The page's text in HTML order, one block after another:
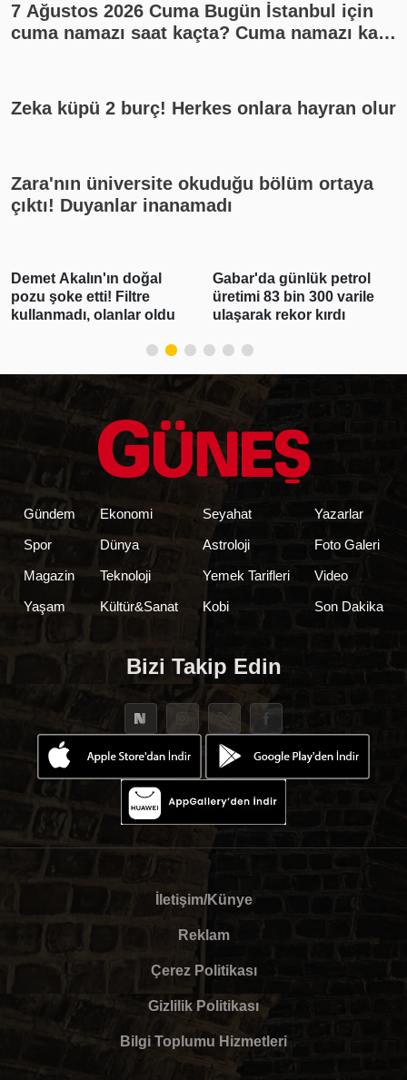
7 Ağustos 2026 Cuma Bugün İstanbul için
cuma namazı saat kaçta? Cuma namazı kaç
Zeka küpü 2 burç! Herkes onlara hayran olur
Zara'nın üniversite okuduğu bölüm ortaya
çıktı! Duyanlar inanamadı
Akalın'ın doğal
şoke etti! Filtre
olanlar oldu
Gabar'da günlük petrol
üretimi 83 bin 300 varile
ulaşarak rekor kırdı
Gündem
Spor
Magazin
Yaşam
Ekonomi
Dünya
Teknoloji
Kültür&Sanat
Seyahat
Astroloji
Yemek Tarifleri
Kobi
Yazarlar
Foto Galeri
Video
Son Dakika
Bizi Takip Edin
İletişim/Künye
Reklam
Çerez Politikası
Gizlilik Politikası
Bilgi Toplumu Hizmetleri